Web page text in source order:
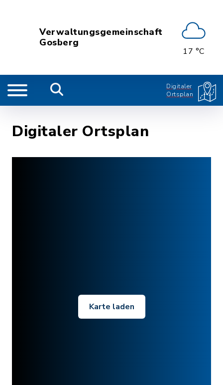
Verwaltungsgemeinschaft
Gosberg
17 °C
Digitaler
Ortsplan
Digitaler Ortsplan
Karte laden